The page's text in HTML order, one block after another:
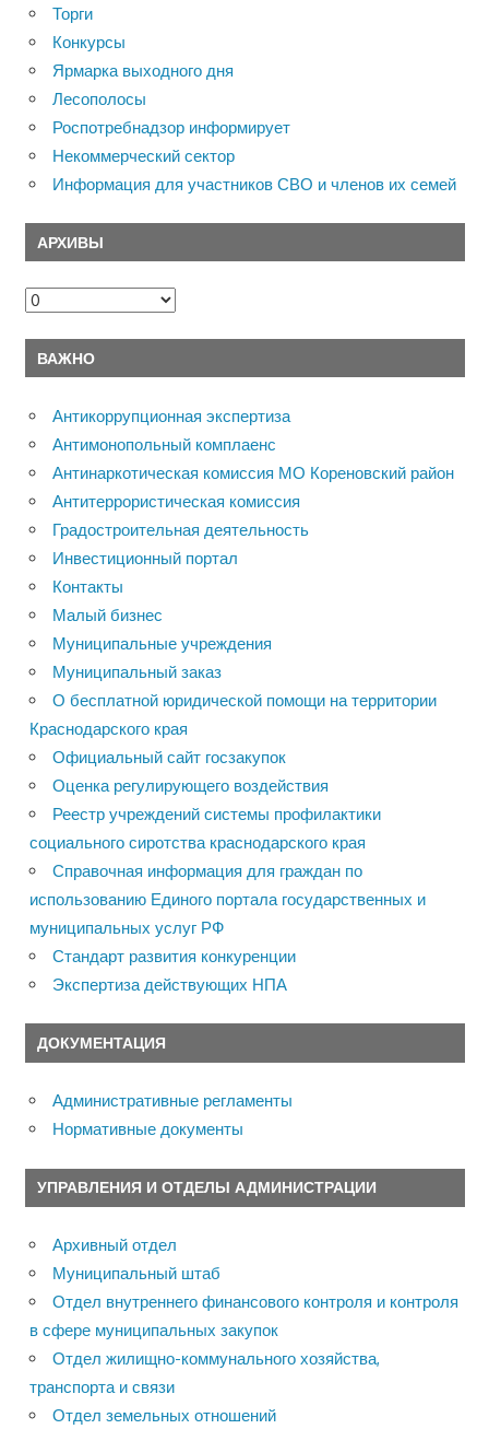
Торги
Конкурсы
Ярмарка выходного дня
Лесополосы
Роспотребнадзор информирует
Некоммерческий сектор
Информация для участников СВО и членов их семей
АРХИВЫ
Архивы
ВАЖНО
Антикоррупционная экспертиза
Антимонопольный комплаенс
Антинаркотическая комиссия МО Кореновский район
Антитеррористическая комиссия
Градостроительная деятельность
Инвестиционный портал
Контакты
Малый бизнес
Муниципальные учреждения
Муниципальный заказ
О бесплатной юридической помощи на территории
Краснодарского края
Официальный сайт госзакупок
Оценка регулирующего воздействия
Реестр учреждений системы профилактики
социального сиротства краснодарского края
Справочная информация для граждан по
использованию Единого портала государственных и
муниципальных услуг РФ
Стандарт развития конкуренции
Экспертиза действующих НПА
ДОКУМЕНТАЦИЯ
Административные регламенты
Нормативные документы
УПРАВЛЕНИЯ И ОТДЕЛЫ АДМИНИСТРАЦИИ
Архивный отдел
Муниципальный штаб
Отдел внутреннего финансового контроля и контроля
в сфере муниципальных закупок
Отдел жилищно-коммунального хозяйства,
транспорта и связи
Отдел земельных отношений